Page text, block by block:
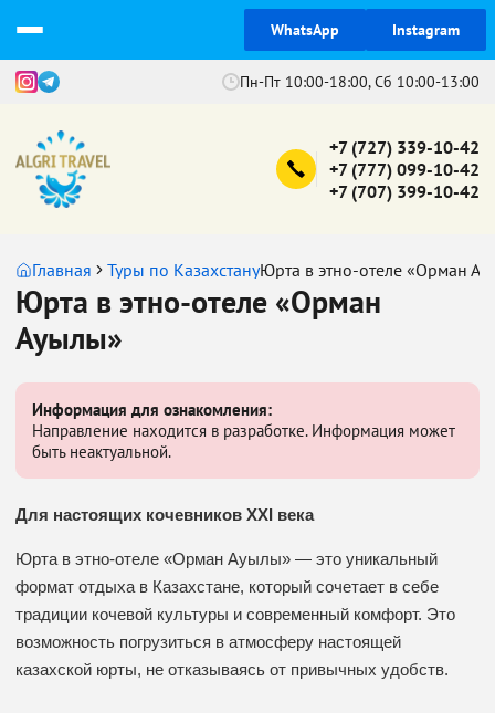
WhatsApp Instagram
Пн-Пт 10:00-18:00, Сб 10:00-13:00
+7 (727) 339-10-42
+7 (777) 099-10-42
+7 (707) 399-10-42
Главная Туры по КазахстануЮрта в этно-отеле «Орман
Юрта в этно-отеле «Орман
Ауылы»
Информация для ознакомления:
Направление находится в разработке. Информация может
быть неактуальной.
Для настоящих кочевников XXI века
Юрта в этно-отеле «Орман Ауылы» — это уникальный
формат отдыха в Казахстане, который сочетает в себе
традиции кочевой культуры и современный комфорт. Это
возможность погрузиться в атмосферу настоящей
казахской юрты, не отказываясь от привычных удобств.